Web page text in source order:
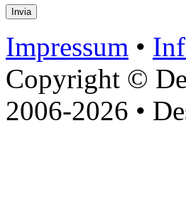
Impressum •
Copyright ©
2006-2026 •